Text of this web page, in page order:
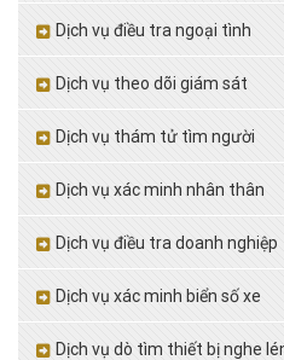
Dịch vụ điều tra ngoại tình
Dịch vụ theo dõi giám sát
Dịch vụ thám tử tìm người
Dịch vụ xác minh nhân thân
Dịch vụ điều tra doanh nghiệp
Dịch vụ xác minh biển số xe
Dịch vụ dò tìm thiết bị nghe